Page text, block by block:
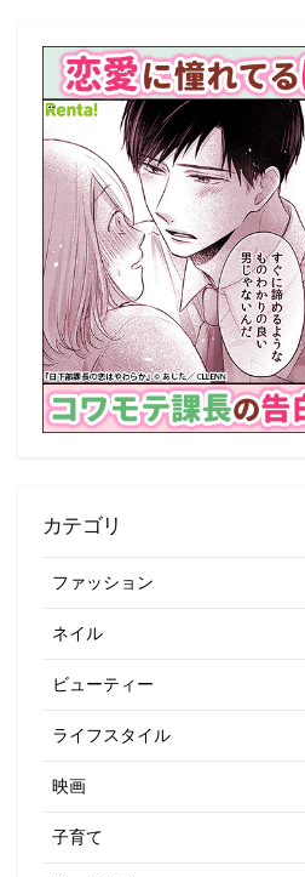
カテゴリ
ファッション
ネイル
ビューティー
ライフスタイル
映画
子育て